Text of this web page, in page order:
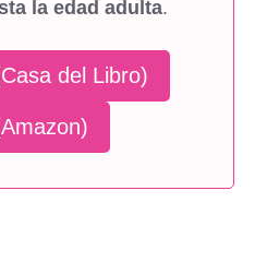
la edad adulta.
del Libro)